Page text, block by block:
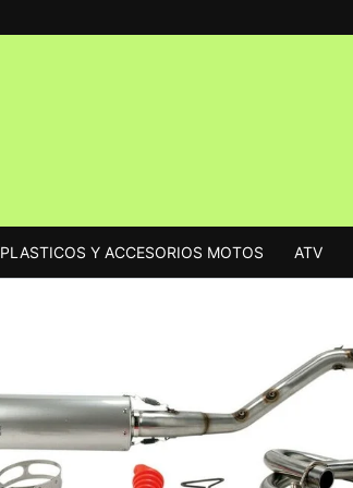
PLASTICOS Y ACCESORIOS MOTOS ATV